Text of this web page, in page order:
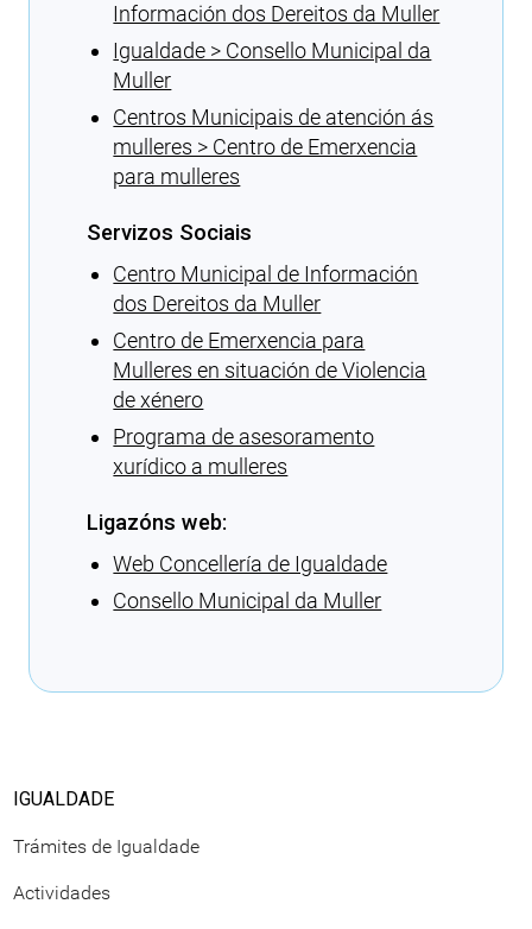
Información dos Dereitos da Muller
Igualdade > Consello Municipal da
Muller
Centros Municipais de atención ás
mulleres > Centro de Emerxencia
para mulleres
Servizos Sociais
Centro Municipal de Información
dos Dereitos da Muller
Centro de Emerxencia para
Mulleres en situación de Violencia
de xénero
Programa de asesoramento
xurídico a mulleres
Ligazóns web:
Web Concellería de Igualdade
Consello Municipal da Muller
IGUALDADE
Trámites de Igualdade
Actividades